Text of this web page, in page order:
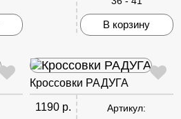
В корзину
Кроссовки РАДУГА
1190 р.
Артикул: